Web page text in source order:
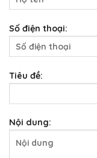
Số điện thoại:
Tiêu đề:
Nội dung: